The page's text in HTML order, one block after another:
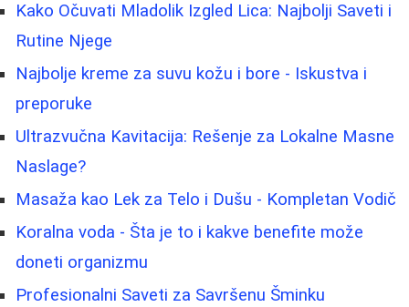
Kako Očuvati Mladolik Izgled Lica: Najbolji Saveti i
Rutine Njege
Najbolje kreme za suvu kožu i bore - Iskustva i
preporuke
Ultrazvučna Kavitacija: Rešenje za Lokalne Masne
Naslage?
Masaža kao Lek za Telo i Dušu - Kompletan Vodič
Koralna voda - Šta je to i kakve benefite može
doneti organizmu
Profesionalni Saveti za Savršenu Šminku